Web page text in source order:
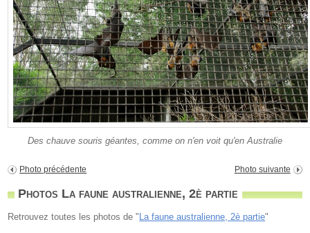
Des chauve souris géantes, comme on n'en voit qu'en Australie
Photo précédente Photo suivante
Photos La faune australienne, 2è partie
Retrouvez toutes les photos de "La faune australienne, 2è partie"